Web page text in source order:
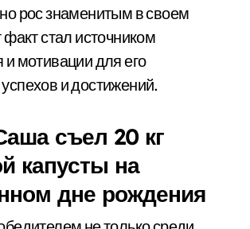
рос знаменитым в своем
стал источником
и мотивации для его
и достижений.
съел 20 кг
капусты на
дне рождения